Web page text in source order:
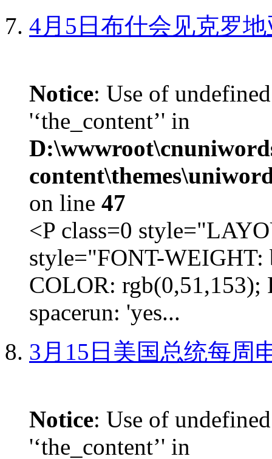
4月5日布什会见克罗
Notice: Use of
'‘the_content’' in
on line 47
<P class=0
style="FONT-
COLOR:
spacerun: 'yes...
3月15日美国总统每周
Notice: Use of
'‘the_content’' in